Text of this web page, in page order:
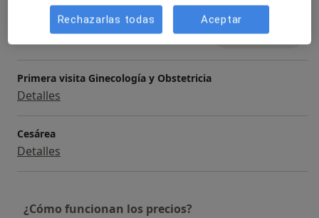
Visita Obstetricia
Detalles Reservar cita
Primera visita Ginecología y Obstetricia
Detalles
Cesárea
Detalles
¿Cómo funcionan los precios?
Rechazarlas todas Aceptar